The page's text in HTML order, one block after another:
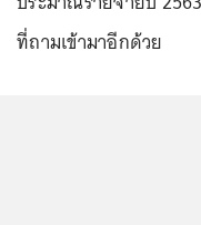
ที่ถามเข้ามาอีกด้วย